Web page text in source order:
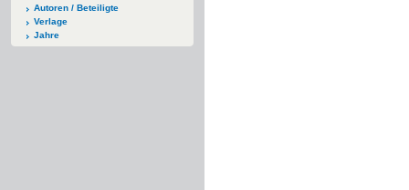
Autoren / Beteiligte
Verlage
Jahre